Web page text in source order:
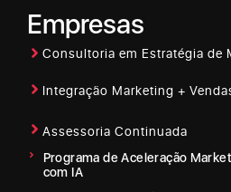
Empresas
Consultoria em Estratégia de
Integração Marketing +
Assessoria Continuada
Programa de Aceleração
com IA